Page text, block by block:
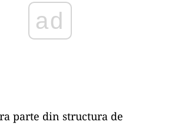
parte din structura de